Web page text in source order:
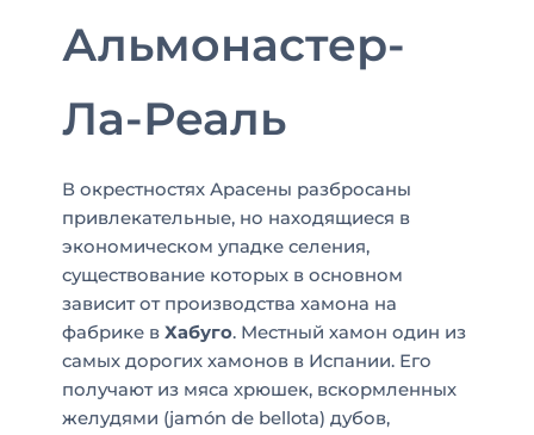
Альмонастер-
Ла-Реаль
В окрестностях Арасены разбросаны
привлекательные, но находящиеся в
экономическом упадке селения,
существование которых в основном
зависит от производства хамона на
фабрике в Хабуго. Местный хамон один из
самых дорогих хамонов в Испании. Его
получают из мяса хрюшек, вскормленных
желудями (jamón de bellota) дубов,